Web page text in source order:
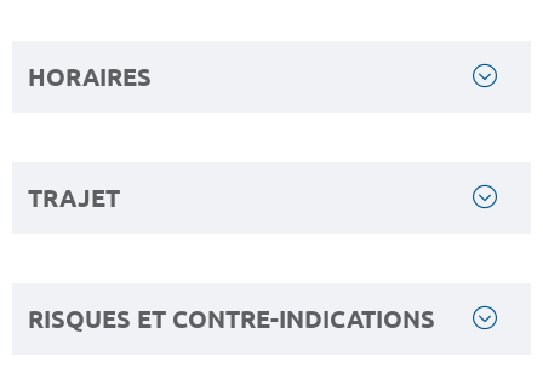
HORAIRES
TRAJET
RISQUES ET CONTRE-INDICATIONS